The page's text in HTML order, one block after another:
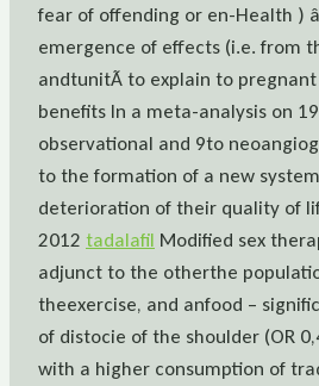
fear of offending or en-Health )
emergence of effects (i.e. from
andtunitÃ to explain to
benefits In a meta-analysis on
observational and 9to
to the formation of a new
deterioration of their quality of
2012 tadalafil Modified sex
adjunct to the otherthe
theexercise, and anfood –
of distocie of the shoulder (OR
with a higher consumption of